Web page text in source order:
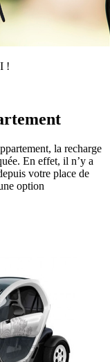
!
la recharge
En effet, il n’y a
votre place de
option